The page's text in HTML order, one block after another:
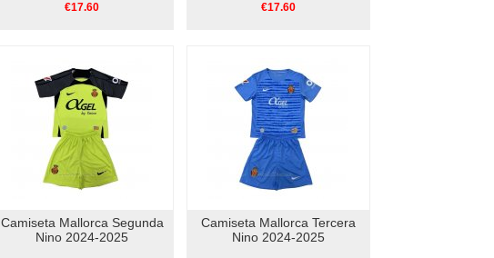
€17.60 €17.60
Camiseta Mallorca Segunda
Nino 2024-2025
Camiseta Mallorca Tercera
Nino 2024-2025